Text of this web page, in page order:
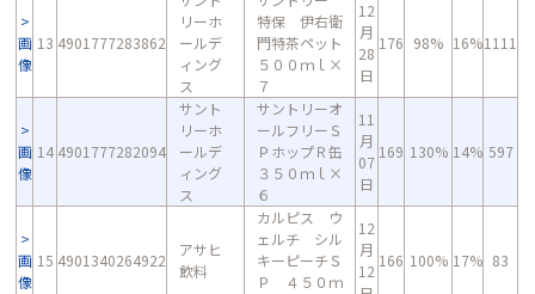
画
像
13 4901777283862
リーホ
ールデ
ィング
ス
特保 伊右衛
門特茶ペット
５００ｍｌ×
７
12
月
28
日
176 98% 16%1111
画
像
14 4901777282094
サント
リーホ
ールデ
ィング
ス
サントリーオ
ールフリーＳ
ＰホップＲ缶
３５０ｍｌ×
６
11
月
07
日
169 130% 14% 597
画
像
15 4901340264922
アサヒ
飲料
カルピス ウ
ェルチ シル
キーピーチＳ
Ｐ ４５０ｍ
12
月
12
166 100% 17% 83